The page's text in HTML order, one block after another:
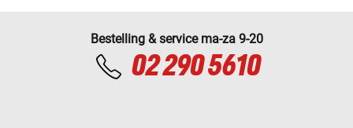
Bestelling & service ma-za 9-20
02 290 5610